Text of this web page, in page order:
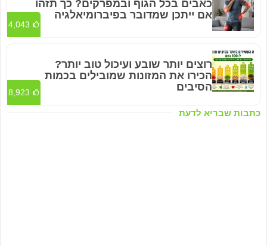
כתבות שבריא לדעת
כאבים בכל הגוף ובמפרקים? כך תזהו
אם ייתכן שמדובר בפיברומיאלגיה
4,043
רוצים יותר שובע ועיכול טוב יותר?
הכירו את המזונות שמובילים בכמות
הסיבים
8,923